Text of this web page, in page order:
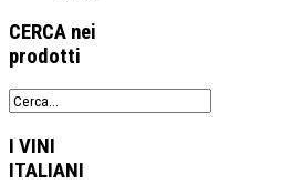
CERCA nei
prodotti
I VINI
ITALIANI